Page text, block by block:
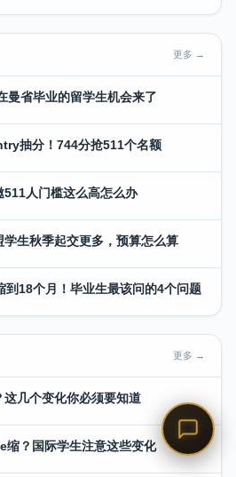
更多 →
曼省毕业的留学生机会来了
抽分！744分抢511个名额
人门槛这么高怎么办
生秋季起交更多，预算怎么算
到18个月！毕业生最该问的4个问题
更多 →
几个变化你必须要知道
？国际学生注意这些变化